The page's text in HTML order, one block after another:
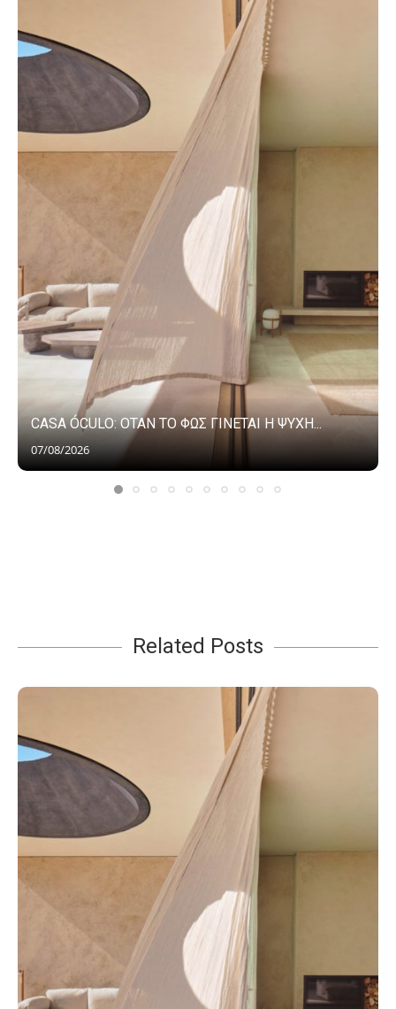
CASA ÓCULO: ΟΤΑΝ ΤΟ ΦΩΣ ΓΙΝΕΤΑΙ Η ΨΥΧΗ...
07/08/2026
Related Posts